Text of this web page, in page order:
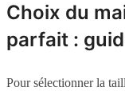
Choix du
parfait :
Pour sélectionner la